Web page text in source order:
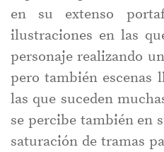
en su extenso
ilustraciones en las
personaje realizando
pero también escenas
las que suceden
se percibe también en
saturación de tramas